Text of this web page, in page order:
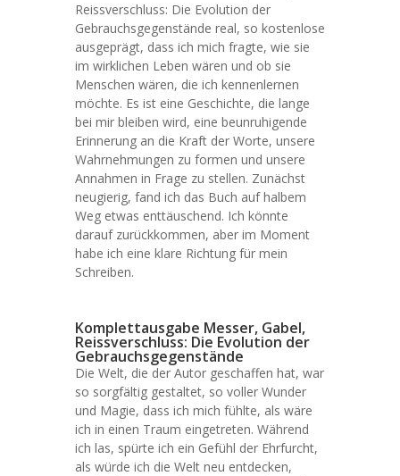
Reissverschluss: Die Evolution der
Gebrauchsgegenstände real, so kostenlose
ausgeprägt, dass ich mich fragte, wie sie
im wirklichen Leben wären und ob sie
Menschen wären, die ich kennenlernen
möchte. Es ist eine Geschichte, die lange
bei mir bleiben wird, eine beunruhigende
Erinnerung an die Kraft der Worte, unsere
Wahrnehmungen zu formen und unsere
Annahmen in Frage zu stellen. Zunächst
neugierig, fand ich das Buch auf halbem
Weg etwas enttäuschend. Ich könnte
darauf zurückkommen, aber im Moment
habe ich eine klare Richtung für mein
Schreiben.
Komplettausgabe Messer, Gabel,
Reissverschluss: Die Evolution der
Gebrauchsgegenstände
Die Welt, die der Autor geschaffen hat, war
so sorgfältig gestaltet, so voller Wunder
und Magie, dass ich mich fühlte, als wäre
ich in einen Traum eingetreten. Während
ich las, spürte ich ein Gefühl der Ehrfurcht,
als würde ich die Welt neu entdecken,